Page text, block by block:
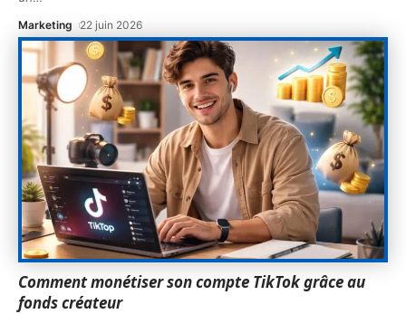
Marketing 22 juin 2026
Comment monétiser son compte TikTok grâce au
fonds créateur